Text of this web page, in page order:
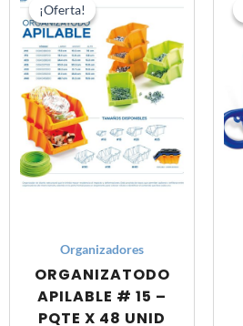
¡Oferta!
¡Oferta!
Organizadores
ORGANIZATODO
APILABLE # 15 –
PQTE X 48 UNID
original
era:
S/ 249.60.
es:
S/ 192.00.